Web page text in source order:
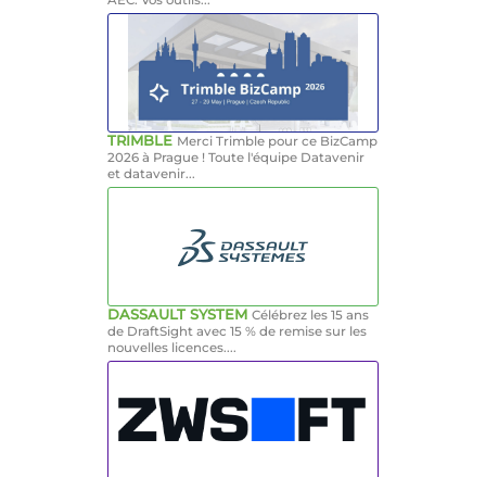
TRIMBLE Merci Trimble pour ce BizCamp
2026 à Prague ! Toute l'équipe Datavenir
et datavenir...
DASSAULT SYSTEM Célébrez les 15 ans
de DraftSight avec 15 % de remise sur les
nouvelles licences....